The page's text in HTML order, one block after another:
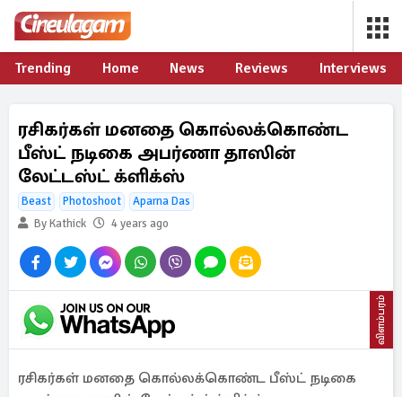
Trending Home News Reviews Interviews
ரசிகர்கள் மனதை கொல்லக்கொண்ட
பீஸ்ட் நடிகை அபர்ணா தாஸின்
லேட்டஸ்ட் க்ளிக்ஸ்
Beast Photoshoot
Aparna Das
By Kathick
4 years ago
விளம்பரம்
ரசிகர்கள் மனதை கொல்லக்கொண்ட பீஸ்ட் நடிகை